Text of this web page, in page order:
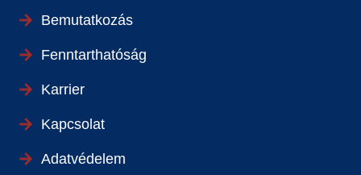
Bemutatkozás
Fenntarthatóság
Karrier
Kapcsolat
Adatvédelem